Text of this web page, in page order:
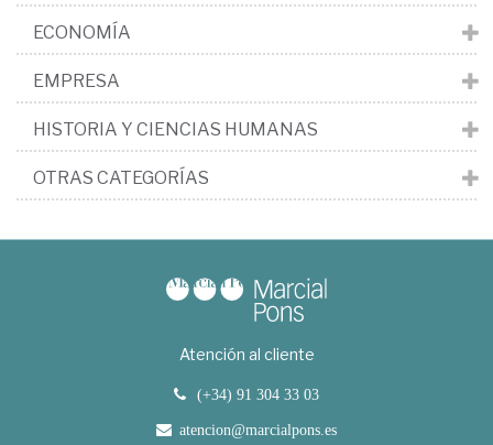
ECONOMÍA
EMPRESA
HISTORIA Y CIENCIAS HUMANAS
OTRAS CATEGORÍAS
Atención al cliente
(+34) 91 304 33 03
atencion@marcialpons.es